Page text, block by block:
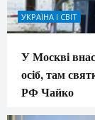
УКРАЇНА І СВІТ
У Москві
осіб, там
РФ Чайко